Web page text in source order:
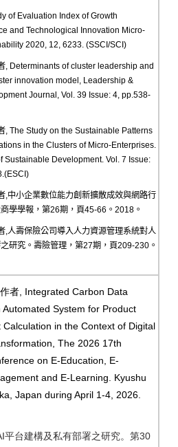
of Evaluation Index of Growth
and Technological Innovation Micro-
2020, 12, 6233. (SSCI/SCI)
, Determinants of cluster leadership and
innovation model, Leadership &
Journal, Vol. 39 Issue: 4, pp.538-
, The Study on the Sustainable Patterns
in the Clusters of Micro-Enterprises.
Sustainable Development. Vol. 7 Issue:
,中小企業數位能力創新擴散成效與網路行
學學報，第26期，頁45-66。2018。
,人壽保險公司導入人力資源管理系統對人
研究。壽險管理，第27期，頁209-230。
者 , Integrated Carbon Data
Automated System for Product
in the Context of Digital
The 2026 17th
on E-Education, E-
and E-Learning. Kyushu
Japan during April 1-4, 2026.
平台建構及私有部署之研究。第30